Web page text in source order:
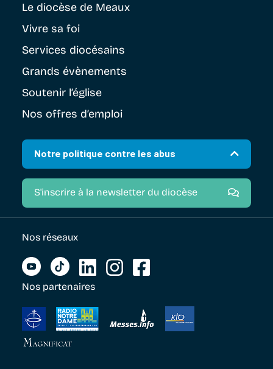
Le diocèse de Meaux
Vivre sa foi
Services diocésains
Grands évènements
Soutenir l’église
Nos offres d’emploi
Notre politique contre les abus
S'inscrire à la newsletter du diocèse
Nos réseaux
Nos partenaires